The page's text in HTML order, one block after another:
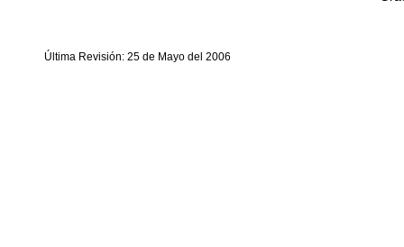
Última Revisión: 25 de Mayo del 2006